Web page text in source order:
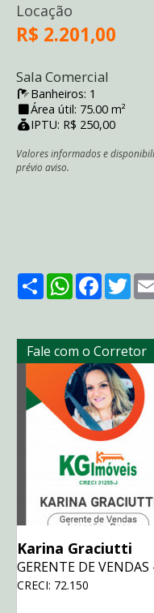
Locação
R$ 2.201,00
Sala Comercial
Banheiros: 1
Área útil: 75.00 m²
IPTU: R$ 250,00
Valores informados e
prévio aviso.
ShareWhatsApp
Fale com o Corretor
Karina Graciutti
GERENTE DE
CRECI: 72.150